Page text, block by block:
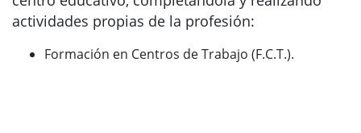
actividades propias de la profesión:
Formación en Centros de Trabajo (F.C.T.).